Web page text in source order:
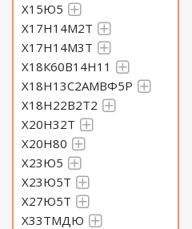
Х15Ю5
Х17Н14М2Т
Х17Н14М3Т
Х18К60В14Н11
Х18Н13С2АМВФ5Р
Х18Н22В2Т2
Х20Н32Т
Х20Н80
Х23Ю5
Х23Ю5Т
Х27Ю5Т
Х33ТМДЮ